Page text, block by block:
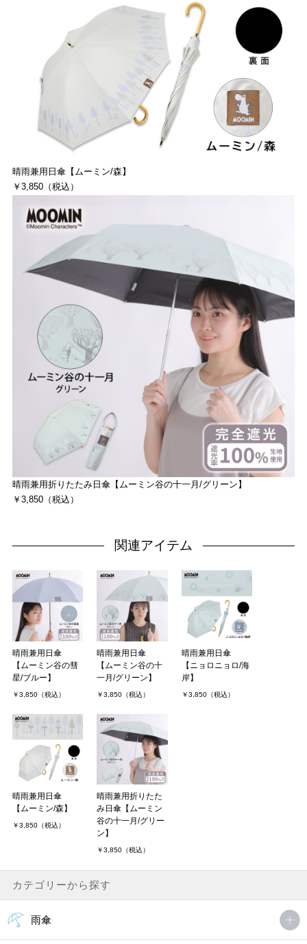
晴雨兼用日傘【ムーミン/森】
￥3,850（税込）
晴雨兼用折りたたみ日傘【ムーミン谷の十一月/グリーン】
￥3,850（税込）
関連アイテム
晴雨兼用日傘
【ムーミン谷の彗
星/ブルー】
￥3,850（税込）
晴雨兼用日傘
【ムーミン谷の十
一月/グリーン】
￥3,850（税込）
晴雨兼用日傘
【ニョロニョロ/海
岸】
￥3,850（税込）
晴雨兼用日傘
【ムーミン/森】
￥3,850（税込）
晴雨兼用折りたた
み日傘【ムーミン
谷の十一月/グリー
ン】
￥3,850（税込）
カテゴリーから探す
雨傘